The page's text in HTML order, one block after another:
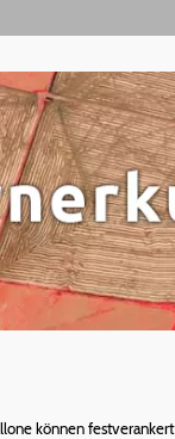
können